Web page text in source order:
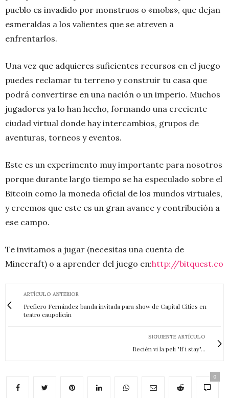
pueblo es invadido por monstruos o «mobs», que dejan
esmeraldas a los valientes que se atreven a
enfrentarlos.
Una vez que adquieres suficientes recursos en el juego
puedes reclamar tu terreno y construir tu casa que
podrá convertirse en una nación o un imperio. Muchos
jugadores ya lo han hecho, formando una creciente
ciudad virtual donde hay intercambios, grupos de
aventuras, torneos y eventos.
Este es un experimento muy importante para nosotros
porque durante largo tiempo se ha especulado sobre el
Bitcoin como la moneda oficial de los mundos virtuales,
y creemos que este es un gran avance y contribución a
ese campo.
Te invitamos a jugar (necesitas una cuenta de
Minecraft) o a aprender del juego en:http://bitquest.co
ARTÍCULO ANTERIOR
Prefiero Fernández banda invitada para show de Capital Cities en
teatro caupolicán
SIGUIENTE ARTÍCULO
Recién vi la peli "If i stay"...
0